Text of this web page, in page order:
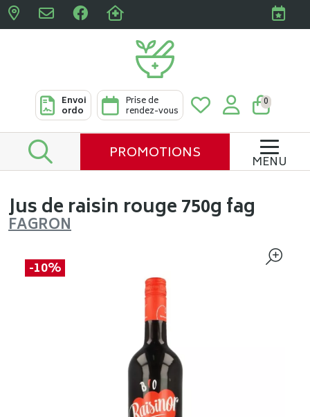
Pharmacies Clabots &
Envoi
ordo
Prise de
rendez-vous
0
PROMOTIONS MENU
Jus de raisin rouge 750g fag
FAGRON
-10%